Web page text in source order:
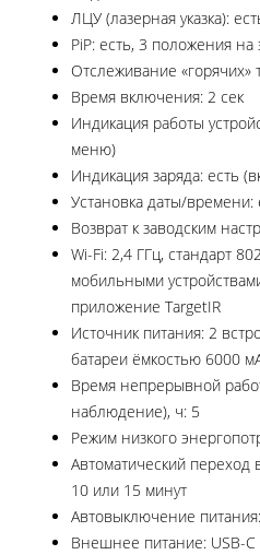
ЛЦУ (лазерная указка):
PiP: есть, 3 положения на
Отслеживание «горячих»
Время включения: 2 сек
Индикация работы
меню)
Индикация заряда: есть
Установка даты/времени:
Возврат к заводским
Wi-Fi: 2,4 ГГц, стандарт
мобильными
приложение TargetIR
Источник питания: 2
батареи ёмкостью 6000
Время непрерывной
наблюдение), ч: 5
Режим низкого
Автоматический переход
10 или 15 минут
Автовыключение
Внешнее питание: USB-C